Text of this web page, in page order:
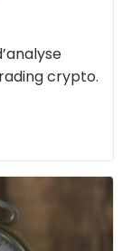
crypto.